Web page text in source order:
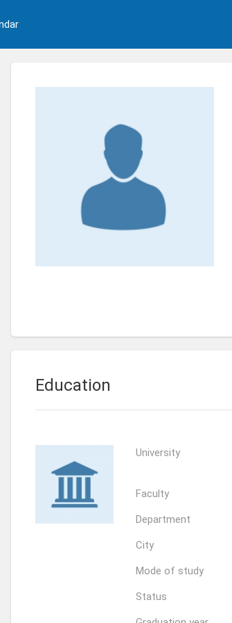
Education
University
Faculty
Department
City
Mode of study
Status